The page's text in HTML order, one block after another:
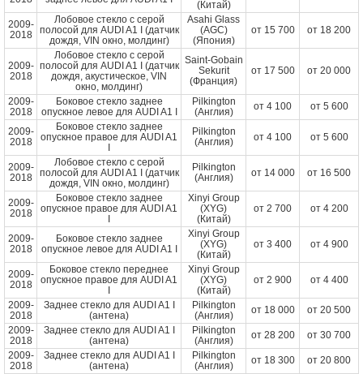
(Китай)
2009-
2018
Лобовое стекло с серой
полосой для AUDI A1 I (датчик
дождя, VIN окно, молдинг)
Asahi Glass
(AGC)
(Япония)
от 15 700 от 18 200
2009-
2018
Лобовое стекло с серой
полосой для AUDI A1 I (датчик
дождя, акустическое, VIN
окно, молдинг)
Saint-Gobain
Sekurit
(Франция)
от 17 500 от 20 000
2009-
2018
Боковое стекло заднее
опускное левое для AUDI A1 I
Pilkington
(Англия)
от 4 100 от 5 600
2009-
2018
Боковое стекло заднее
опускное правое для AUDI A1
Pilkington
(Англия)
от 4 100 от 5 600
2009-
2018
Лобовое стекло с серой
полосой для AUDI A1 I (датчик
дождя, VIN окно, молдинг)
Pilkington
(Англия)
от 14 000 от 16 500
2009-
2018
Боковое стекло заднее
опускное правое для AUDI A1
Xinyi Group
(XYG)
(Китай)
от 2 700 от 4 200
2009-
2018
Боковое стекло заднее
опускное левое для AUDI A1 I
Xinyi Group
(XYG)
(Китай)
от 3 400 от 4 900
2009-
2018
Боковое стекло переднее
опускное правое для AUDI A1
Xinyi Group
(XYG)
(Китай)
от 2 900 от 4 400
2009-
2018
Заднее стекло для AUDI A1 I
(антена)
Pilkington
(Англия)
от 18 000 от 20 500
2009-
2018
Заднее стекло для AUDI A1 I
(антена)
Pilkington
(Англия)
от 28 200 от 30 700
2009-
2018
Заднее стекло для AUDI A1 I
(антена)
Pilkington
(Англия)
от 18 300 от 20 800